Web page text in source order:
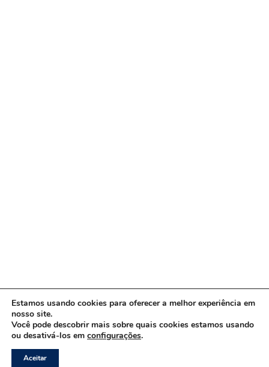
Copyright © 2026 www.ACORDA DF
Estamos usando cookies para oferecer a melhor experiência em
nosso site.
Você pode descobrir mais sobre quais cookies estamos usando
ou desativá-los em configurações.
Aceitar